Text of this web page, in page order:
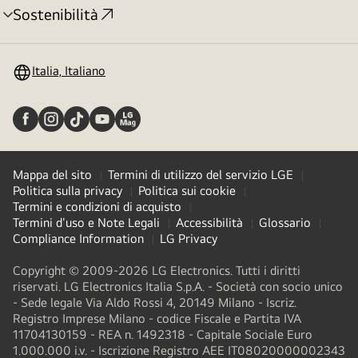
Sostenibilità
Attivazione
Italia, Italiano
Mappa del sito
Termini di utilizzo del servizio LGE
Politica sulla privacy
Politica sui cookie
Termini e condizioni di acquisto
Termini d'uso e Note Legali
Accessibilità
Glossario
Compliance Information
LG Privacy
Copyright © 2009-2026 LG Electronics. Tutti i diritti
riservati. LG Electronics Italia S.p.A. - Società con socio unico
- Sede legale Via Aldo Rossi 4, 20149 Milano - Iscriz.
Registro Imprese Milano - codice Fiscale e Partita IVA
11704130159 - REA n. 1492318 - Capitale Sociale Euro
1.000.000 i.v. - Iscrizione Registro AEE IT08020000002343​